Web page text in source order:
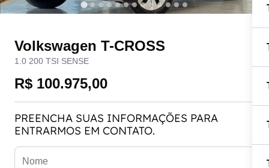
Volkswagen T-CROSS
1.0 200 TSI SENSE
R$ 100.975,00
PREENCHA SUAS INFORMAÇÕES PARA
ENTRARMOS EM CONTATO.